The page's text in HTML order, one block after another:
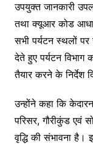
उपयुक्त जानकारी
तथा क्यूआर कोड
सभी पर्यटन स्थलों पर
देते हुए पर्यटन विभाग
तैयार करने के निर्देश
उन्होंने कहा कि
परिसर, गौरीकुंड एवं
वृद्धि की संभावना